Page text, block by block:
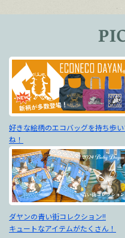
好きな絵柄のエコバッグを持ち歩い
ね！
ダヤンの青い街コレクション!!
キュートなアイテムがたくさん！